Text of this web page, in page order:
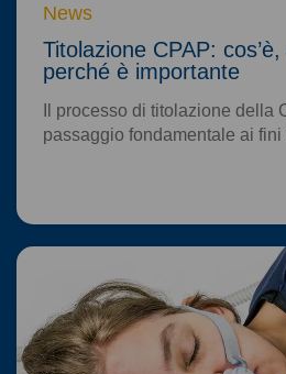
News
Titolazione CPAP:
perché è importante
Il processo di titolazione della
passaggio fondamentale ai